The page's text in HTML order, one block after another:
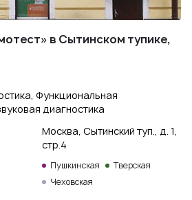
в Сытинском тупике,
Функциональная
диагностика
Москва, Сытинский туп., д. 1,
стр.4
Пушкинская
Тверская
Чеховская